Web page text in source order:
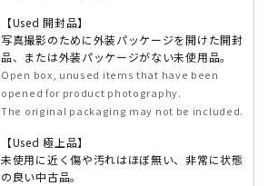
【Used 開封品】
写真撮影のために外装パッケージを開けた開封
品、または外装パッケージがない未使用品。
Open box, unused items that have been
opened for product photography.
The original packaging may not be included.
【Used 極上品】
未使用に近く傷や汚れはほぼ無い、非常に状態
の良い中古品。